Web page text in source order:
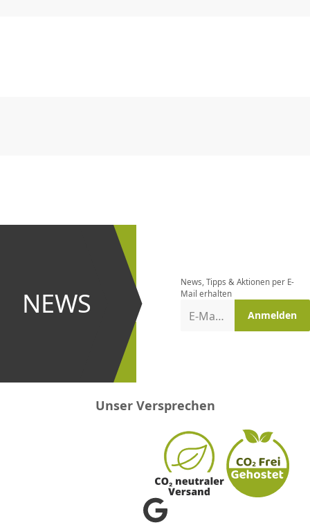
NEWS
und bei
Aktionen
News, Tipps & Aktionen per E-
Mail erhalten
E-Mail-Adresse Anmelden
Unser Versprechen